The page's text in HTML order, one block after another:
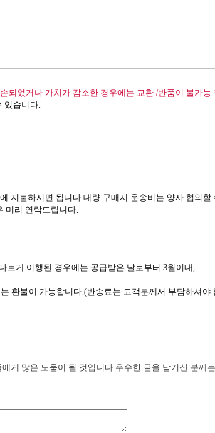
되었거나 가치가 감소한 경우에는 교환 /반품이 불가능
있습니다.
지불하시면 됩니다.대량 구매시 운송비는 양사 협의할
미리 연락드립니다.
르게 이행된 경우에는 공급받은 날로부터 3월이내,
환불이 가능합니다.(반송료는 고객분께서 부담하셔야
게 많은 도움이 될 것입니다.우수한 글을 남기신 분께